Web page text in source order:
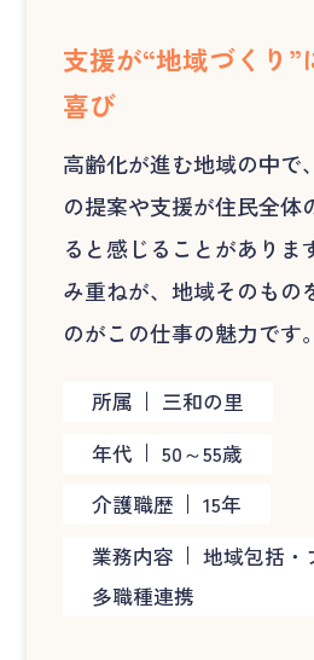
支援が“地域づくり”
喜び
高齢化が進む地域の中で
の提案や支援が住民全体
ると感じることがありま
み重ねが、地域そのもの
のがこの仕事の魅力です。
所属
三和の里
年代
50～55歳
介護職歴
15年
業務内容
地域包括・
多職種連携